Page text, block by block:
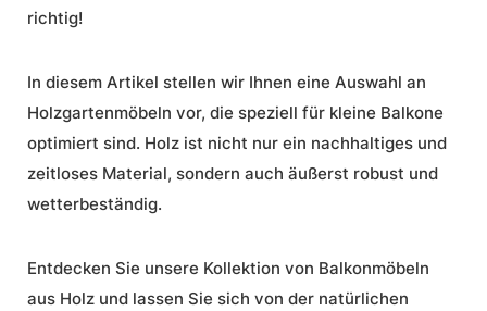
richtig!
In diesem Artikel stellen wir Ihnen eine Auswahl an
Holzgartenmöbeln vor, die speziell für kleine Balkone
optimiert sind. Holz ist nicht nur ein nachhaltiges und
zeitloses Material, sondern auch äußerst robust und
wetterbeständig.
Entdecken Sie unsere Kollektion von Balkonmöbeln
aus Holz und lassen Sie sich von der natürlichen